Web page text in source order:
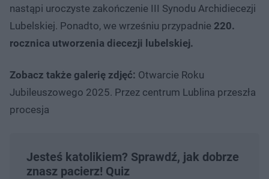
nastąpi uroczyste zakończenie III Synodu Archidiecezji
Lubelskiej. Ponadto, we wrześniu przypadnie 220.
rocznica utworzenia diecezji lubelskiej.
Zobacz także galerię zdjęć: Otwarcie Roku
Jubileuszowego 2025. Przez centrum Lublina przeszła
procesja
Jesteś katolikiem? Sprawdź, jak dobrze
znasz pacierz! Quiz